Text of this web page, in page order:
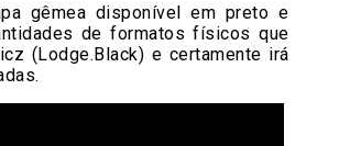
gêmea disponível em preto e
de formatos físicos que
(Lodge.Black) e certamente irá